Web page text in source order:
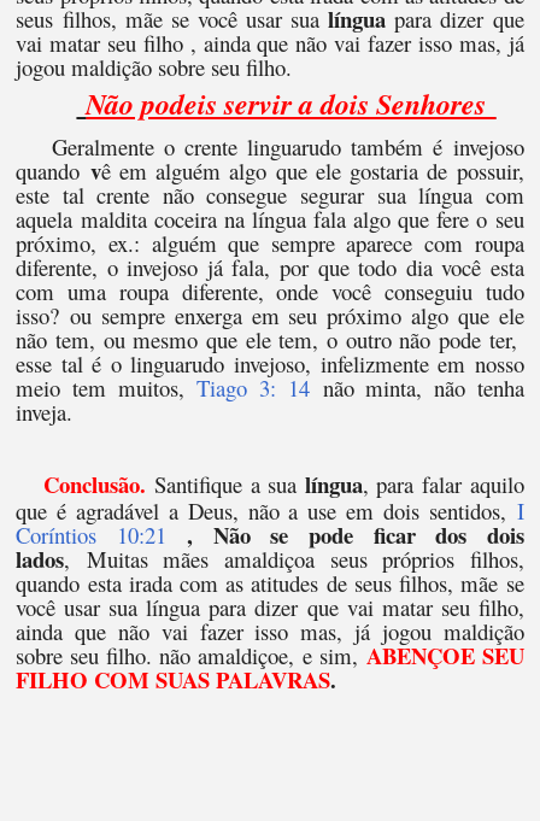
seus filhos, mãe se você usar sualíngua para dizer que
vai matar seu filho , ainda que não vai fazer isso mas, já
jogou maldição sobre seu filho.
Não podeis servir a dois Senhores
Geralmente o crente linguarudo também é invejoso
quando vê em alguém algo que ele gostaria de possuir,
este tal crente não consegue segurar sua língua com
aquela maldita coceira na língua fala algo que fere o seu
próximo, ex.: alguém que sempre aparece com roupa
diferente, o invejoso já fala, por que todo dia você esta
com uma roupa diferente, onde você conseguiu tudo
isso? ou sempre enxerga em seu próximo algo que ele
não tem, ou mesmo que ele tem, o outro não pode ter,
esse tal é o linguarudo invejoso, infelizmente em nosso
meio tem muitos,Tiago 3: 14 não minta, não tenha
inveja.
Conclusão. Santifique a sua língua, para falar aquilo
que é agradável a Deus, não a use em dois sentidos, I
Coríntios 10:21
, Não se pode ficar dos dois
lados, Muitas mães amaldiçoa seus próprios filhos,
quando esta irada com as atitudes de seus filhos, mãe se
você usar sua língua para dizer que vai matar seu filho,
ainda que não vai fazer isso mas, já jogou maldição
sobre seu filho. não amaldiçoe, e sim, ABENÇOE SEU
FILHO COM SUAS PALAVRAS.